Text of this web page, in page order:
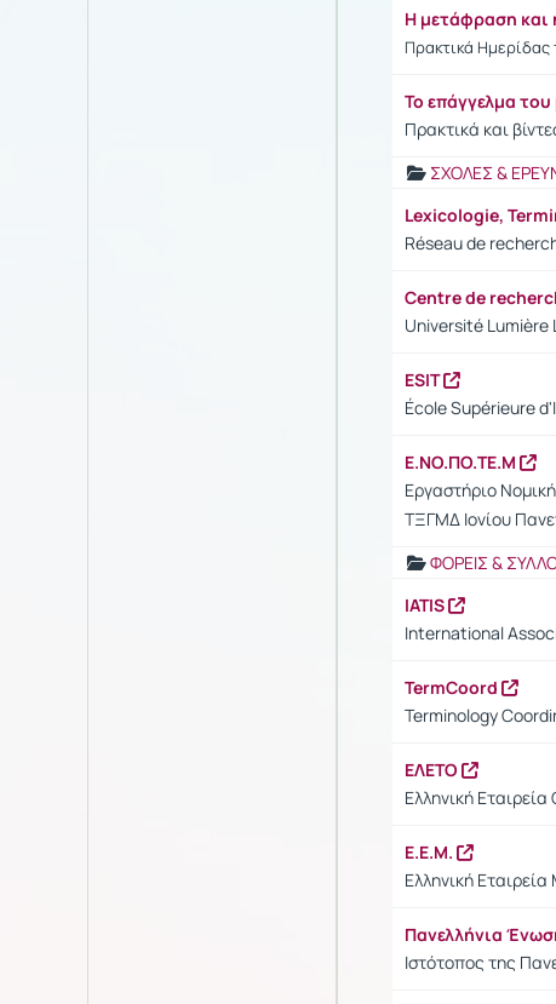
Η μετάφραση και
Πρακτικά
Το επάγγελμα
Πρακτικά και
ΣΧΟΛΕΣ &
Lexicologie,
Réseau de
Centre de
Université Lumière
ESIT
École Supérieure
Ε.ΝΟ.ΠΟ.ΤΕ.Μ
Εργαστήριο
ΤΞΓΜΔ Ιονίου
ΦΟΡΕΙΣ &
IATIS
International
TermCoord
Terminology
ΕΛΕΤΟ
Ελληνική Εταιρεία
Ε.Ε.Μ.
Ελληνική
Πανελλήνια
Ιστότοπος της